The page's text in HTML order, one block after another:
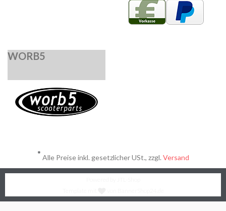
WORB5
* Alle Preise inkl. gesetzlicher USt., zzgl. Versand